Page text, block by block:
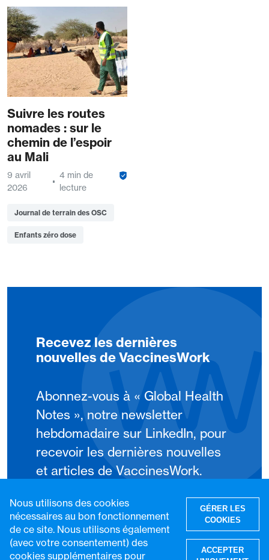
Suivre les routes
nomades : sur le
chemin de l’espoir
au Mali
9 avril
2026
4 min de
lecture
Journal de terrain des OSC
Enfants zéro dose
Recevez les dernières
nouvelles de VaccinesWork
Abonnez-vous à « Global Health
Notes », notre newsletter
hebdomadaire sur LinkedIn, pour
recevoir les dernières nouvelles
et articles de VaccinesWork.
S'abonner
Nous utilisons des cookies
nécessaires au bon fonctionnement
de ce site. Nous utilisons également
(avec votre consentement) des
cookies supplémentaires pour
GÉRER LES
COOKIES
ACCEPTER